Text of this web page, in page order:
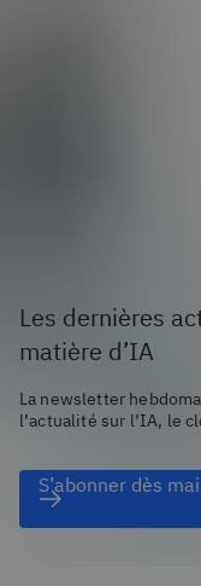
Les dernières
matière d’IA
La newsletter
l’actualité sur l’IA, le
S’abonner dès